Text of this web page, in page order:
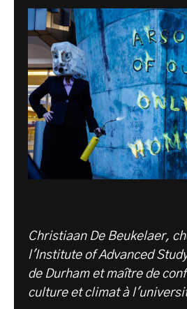
Christiaan De Beukelaer,
l'Institute of Advanced
de Durham et maître de
culture et climat à